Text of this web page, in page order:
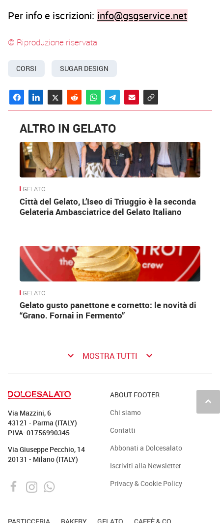
Per info e iscrizioni: info@gsgservice.net
© Riproduzione riservata
CORSI SUGAR DESIGN
ALTRO IN GELATO
GELATO
Città del Gelato, L’Iseo di Triuggio è la seconda
Gelateria Ambasciatrice del Gelato Italiano
GELATO
Gelato gusto panettone e cornetto: le novità di
“Grano. Fornai in Fermento”
keyboard_arrow_down MOSTRA TUTTI keyboard_arrow_down
keyboard_arrow_up
Via Mazzini, 6
43121 - Parma (ITALY)
P.IVA: 01756990345
Via Giuseppe Pecchio, 14
20131 - Milano (ITALY)
ABOUT FOOTER
Chi siamo
Contatti
Abbonati a Dolcesalato
Iscriviti alla Newsletter
Privacy & Cookie Policy